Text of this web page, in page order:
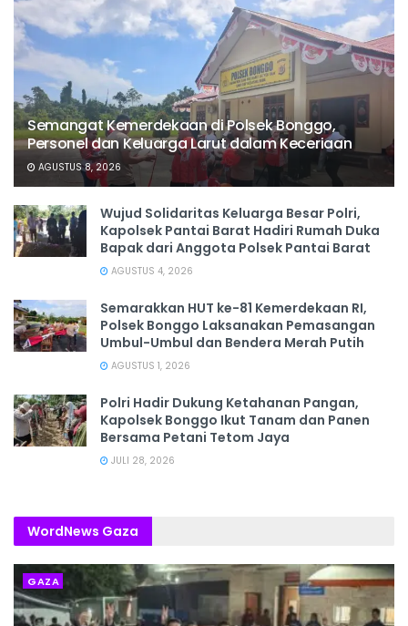
Semangat Kemerdekaan di Polsek Bonggo,
Personel dan Keluarga Larut dalam Keceriaan
AGUSTUS 8, 2026
Wujud Solidaritas Keluarga Besar Polri,
Kapolsek Pantai Barat Hadiri Rumah Duka
Bapak dari Anggota Polsek Pantai Barat
AGUSTUS 4, 2026
Semarakkan HUT ke-81 Kemerdekaan RI,
Polsek Bonggo Laksanakan Pemasangan
Umbul-Umbul dan Bendera Merah Putih
AGUSTUS 1, 2026
Polri Hadir Dukung Ketahanan Pangan,
Kapolsek Bonggo Ikut Tanam dan Panen
Bersama Petani Tetom Jaya
JULI 28, 2026
WordNews Gaza
GAZA